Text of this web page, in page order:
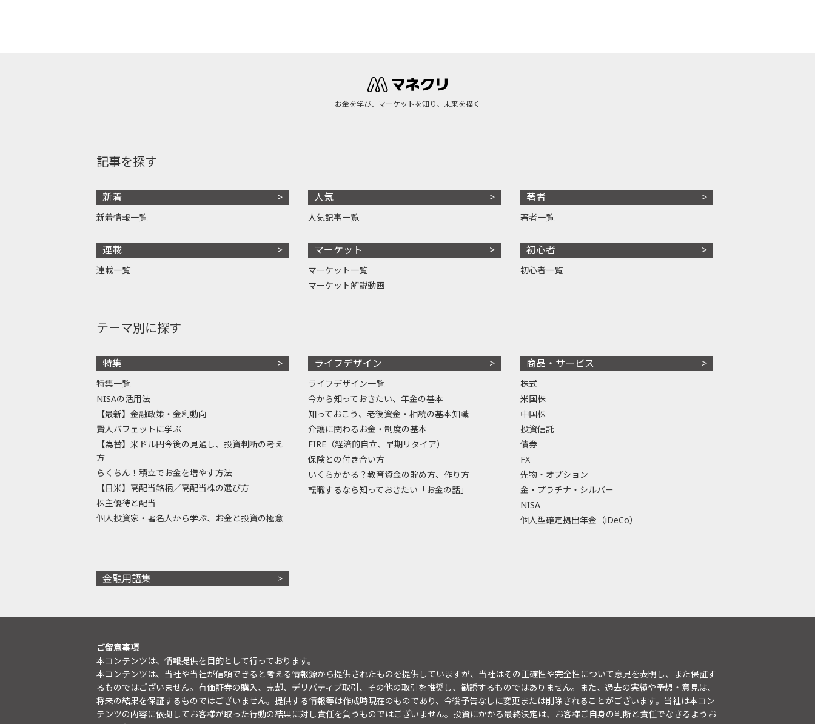
お金を学び、マーケットを知り、未来を描く
記事を探す
新着
新着情報一覧
連載
連載一覧
人気
人気記事一覧
マーケット
マーケット一覧
マーケット解説動画
著者
著者一覧
初心者
初心者一覧
テーマ別に探す
特集
特集一覧
NISAの活用法
【最新】金融政策・金利動向
賢人バフェットに学ぶ
【為替】米ドル円今後の見通し、投資判断の考え
方
らくちん！積立でお金を増やす方法
【日米】高配当銘柄／高配当株の選び方
株主優待と配当
個人投資家・著名人から学ぶ、お金と投資の極意
ライフデザイン
ライフデザイン一覧
今から知っておきたい、年金の基本
知っておこう、老後資金・相続の基本知識
介護に関わるお金・制度の基本
FIRE（経済的自立、早期リタイア）
保険との付き合い方
いくらかかる？教育資金の貯め方、作り方
転職するなら知っておきたい「お金の話」
商品・サービス
株式
米国株
中国株
投資信託
債券
FX
先物・オプション
金・プラチナ・シルバー
NISA
個人型確定拠出年金（iDeCo）
金融用語集
ご留意事項
本コンテンツは、情報提供を目的として行っております。
本コンテンツは、当社や当社が信頼できると考える情報源から提供されたものを提供していますが、当社はその正確性や完全性について意見を表明し、また保証す
るものではございません。有価証券の購入、売却、デリバティブ取引、その他の取引を推奨し、勧誘するものではありません。また、過去の実績や予想・意見は、
将来の結果を保証するものではございません。提供する情報等は作成時現在のものであり、今後予告なしに変更または削除されることがございます。当社は本コン
テンツの内容に依拠してお客様が取った行動の結果に対し責任を負うものではございません。投資にかかる最終決定は、お客様ご自身の判断と責任でなさるようお